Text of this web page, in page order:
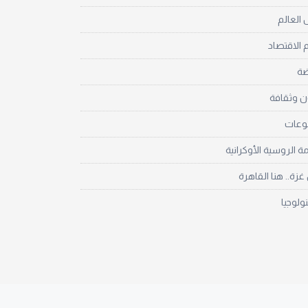
العالم
الاقتصاد
وثقافة
الروسية الأوكرانية
هنا القاهرة